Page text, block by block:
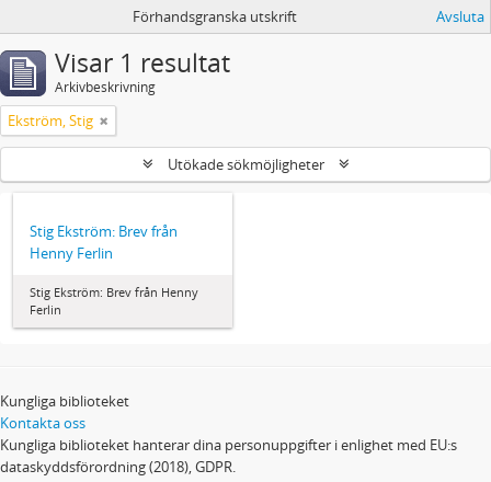
Förhandsgranska utskrift Avsluta
Visar 1 resultat
Arkivbeskrivning
Ekström, Stig
Utökade sökmöjligheter
Stig Ekström: Brev från
Henny Ferlin
Stig Ekström: Brev från Henny
Ferlin
Kungliga biblioteket
Kontakta oss
Kungliga biblioteket hanterar dina personuppgifter i enlighet med EU:s
dataskyddsförordning (2018), GDPR.